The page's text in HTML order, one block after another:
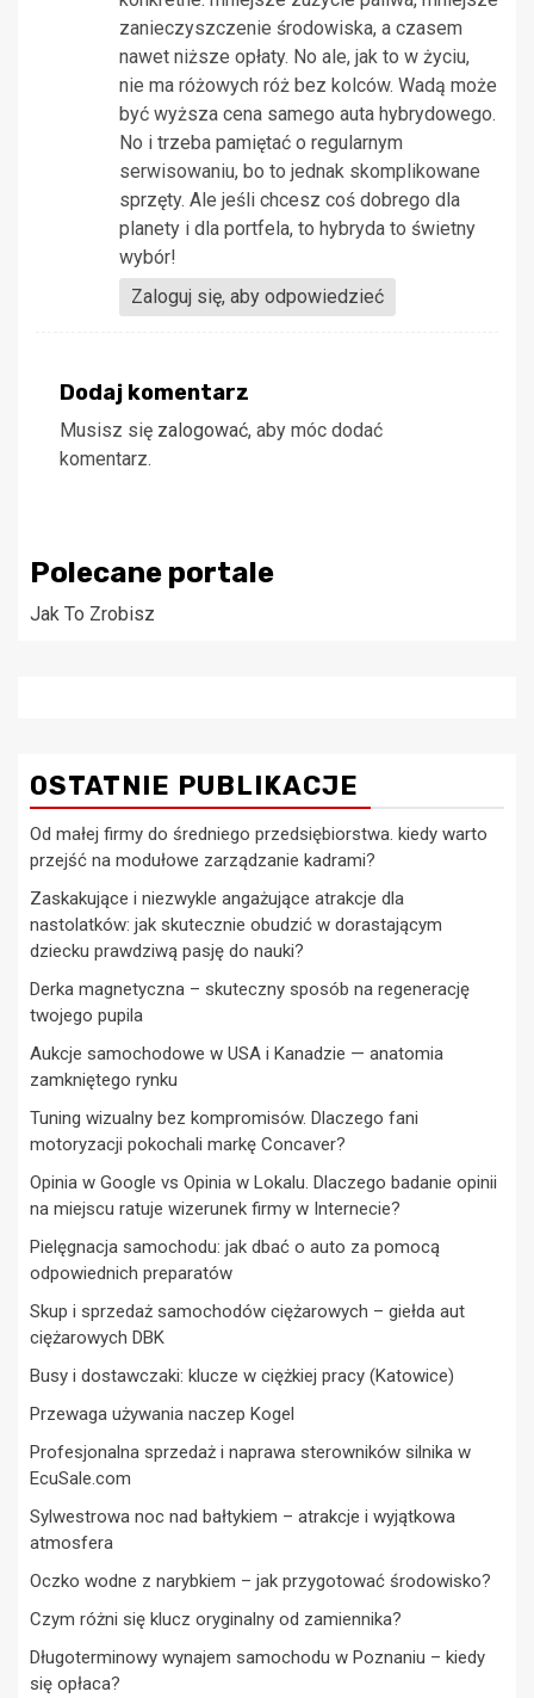
zanieczyszczenie środowiska, a czasem
nawet niższe opłaty. No ale, jak to w życiu,
nie ma różowych róż bez kolców. Wadą może
być wyższa cena samego auta hybrydowego.
No i trzeba pamiętać o regularnym
serwisowaniu, bo to jednak skomplikowane
sprzęty. Ale jeśli chcesz coś dobrego dla
planety i dla portfela, to hybryda to świetny
wybór!
Zaloguj się, aby odpowiedzieć
Dodaj komentarz
Musisz się zalogować, aby móc dodać
komentarz.
Polecane portale
Jak To Zrobisz
OSTATNIE PUBLIKACJE
Od małej firmy do średniego przedsiębiorstwa. kiedy warto
przejść na modułowe zarządzanie kadrami?
Zaskakujące i niezwykle angażujące atrakcje dla
nastolatków: jak skutecznie obudzić w dorastającym
dziecku prawdziwą pasję do nauki?
Derka magnetyczna – skuteczny sposób na regenerację
twojego pupila
Aukcje samochodowe w USA i Kanadzie — anatomia
zamkniętego rynku
Tuning wizualny bez kompromisów. Dlaczego fani
motoryzacji pokochali markę Concaver?
Opinia w Google vs Opinia w Lokalu. Dlaczego badanie opinii
na miejscu ratuje wizerunek firmy w Internecie?
Pielęgnacja samochodu: jak dbać o auto za pomocą
odpowiednich preparatów
Skup i sprzedaż samochodów ciężarowych – giełda aut
ciężarowych DBK
Busy i dostawczaki: klucze w ciężkiej pracy (Katowice)
Przewaga używania naczep Kogel
Profesjonalna sprzedaż i naprawa sterowników silnika w
EcuSale.com
Sylwestrowa noc nad bałtykiem – atrakcje i wyjątkowa
atmosfera
Oczko wodne z narybkiem – jak przygotować środowisko?
Czym różni się klucz oryginalny od zamiennika?
Długoterminowy wynajem samochodu w Poznaniu – kiedy
się opłaca?